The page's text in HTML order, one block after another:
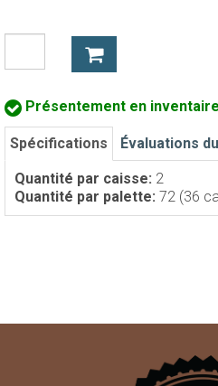
Présentement en inventaire
Spécifications Évaluations
Quantité par caisse: 2
Quantité par palette: 72 (36